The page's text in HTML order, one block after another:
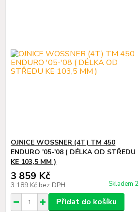
OJNICE WOSSNER (4T) TM 450
ENDURO '05-'08 ( DÉLKA OD STŘEDU
KE 103,5 MM )
3 859 Kč
3 189 Kč bez DPH Skladem 2
Přidat do košíku